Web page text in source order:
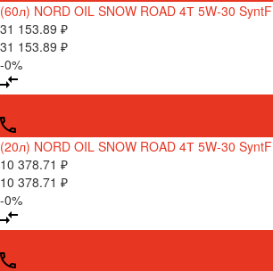
(60л) NORD OIL SNOW ROAD 4Т 5W-30 SyntF
31 153.89 ₽
31 153.89 ₽
-0%
(20л) NORD OIL SNOW ROAD 4Т 5W-30 SyntF
10 378.71 ₽
10 378.71 ₽
-0%